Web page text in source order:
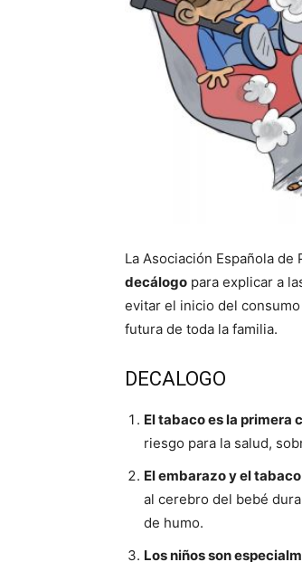
La Asociación Española
decálogo para explicar a
evitar el inicio del
futura de toda la familia.
DECALOGO
El tabaco es la primera
riesgo para la salud,
El embarazo y el
al cerebro del bebé
de humo.
Los niños son